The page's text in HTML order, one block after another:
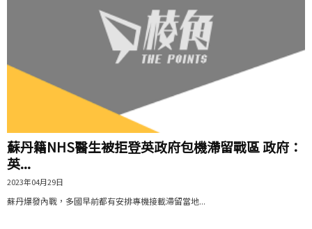
蘇丹籍NHS醫生被拒登英政府包機滯留戰區 政府：
英...
2023年04月29日
蘇丹爆發內戰，多國早前都有安排專機接載滯留當地...